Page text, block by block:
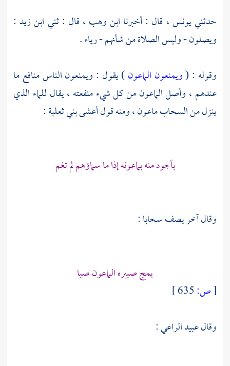
حدثنييونس ، قال : أخبرنا ابن وهب ، قال : ثني ابن زيد :
ويصلون - وليس الصلاة من شأنهم - رياء .
وقوله : (ويمنعون الماعون) يقول : ويمنعون الناس منافع ما
عندهم ، وأصل الماعون من كل شيء منفعته ، يقال للماء الذي
ينزل من السحاب ماعون ، ومنه قولأعشى بني ثعلبة:
بأجود منه بماعونه إذا ما سماؤهم لم تغم
وقال آخر يصف سحابا :
يمج صبيره الماعون صبا
[ص:
وقالعبيد الراعي: